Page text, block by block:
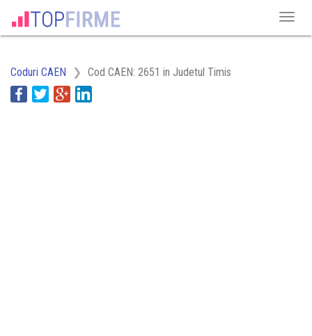
Coduri CAEN Cod CAEN: 2651 in Judetul Timis